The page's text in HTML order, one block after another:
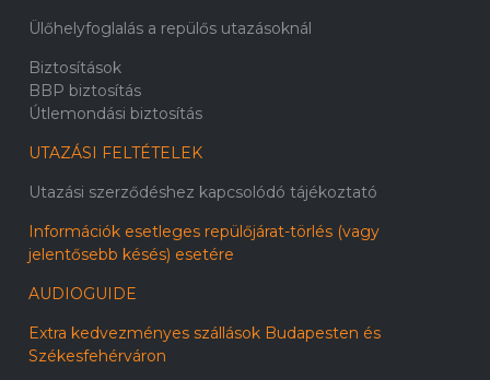
Ülőhelyfoglalás a repülős utazásoknál
Biztosítások
BBP biztosítás
Útlemondási biztosítás
UTAZÁSI FELTÉTELEK
Utazási szerződéshez kapcsolódó tájékoztató
Információk esetleges repülőjárat-törlés (vagy
jelentősebb késés) esetére
AUDIOGUIDE
Extra kedvezményes szállások Budapesten és
Székesfehérváron